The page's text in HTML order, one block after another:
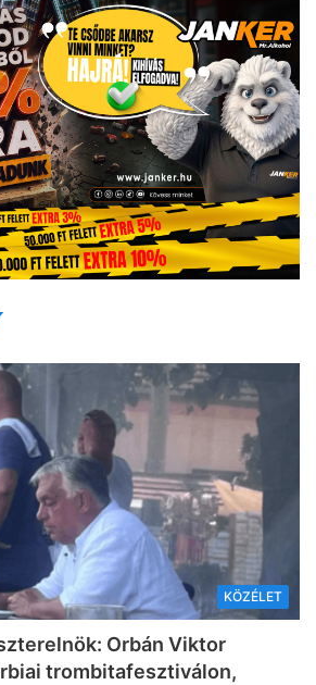
KÖZÉLET
Orbán Viktor
trombitafesztiválon,